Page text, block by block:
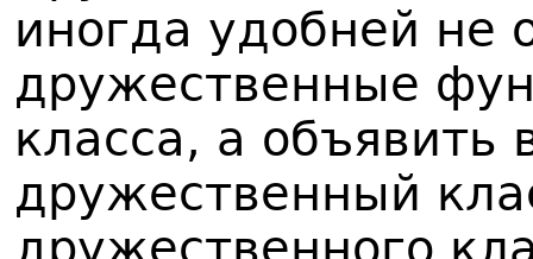
иногда удобней не
дружественные
класса, а объявить
дружественный